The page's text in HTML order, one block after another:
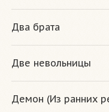
Два брата
Две невольницы
Демон (Из ранних